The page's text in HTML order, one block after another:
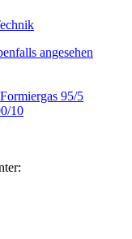
angesehen
95/5
10